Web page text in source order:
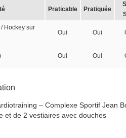
Praticable Pratiquée
Hockey sur
Oui Oui
Oui Oui
– Complexe Sportif Jean
et de 2 vestiaires avec douches